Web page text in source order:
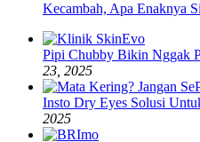
Kecambah, Apa Enaknya
Pipi Chubby Bikin Nggak
23, 2025
Insto Dry Eyes Solusi
2025